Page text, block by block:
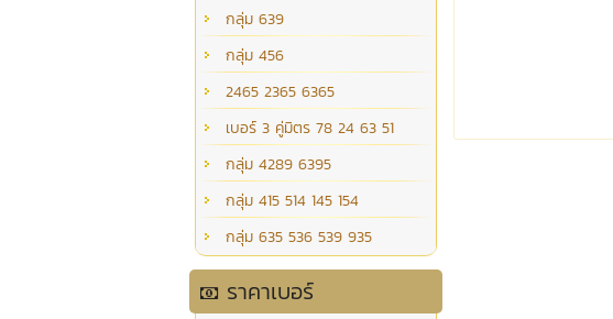
กลุ่ม 639
กลุ่ม 456
2465 2365 6365
เบอร์ 3 คู่มิตร 78 24 63 51
กลุ่ม 4289 6395
กลุ่ม 415 514 145 154
กลุ่ม 635 536 539 935
ราคาเบอร์